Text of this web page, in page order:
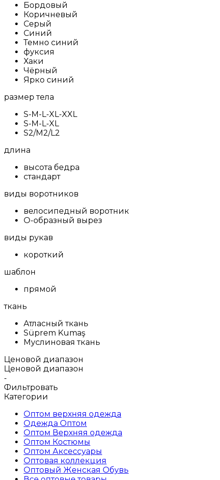
Бордовый
Коричневый
Серый
Синий
Темно синий
фуксия
Хаки
Чёрный
Ярко синий
размер тела
S-M-L-XL-XXL
S-M-L-XL
S2/M2/L2
длина
высота бедра
стандарт
виды воротников
велосипедный воротник
О-образный вырез
виды рукав
короткий
шаблон
прямой
ткань
Aтласный ткань
Süprem Kumaş
Муслиновая ткань
Ценовой диапазон
Ценовой диапазон
-
Фильтровать
Категории
Оптом верхняя одежда
Одежда Оптом
Оптом Верхняя одежда
Оптом Костюмы
Оптом Аксессуары
Оптовая коллекция
Oптовый Женская Обувь